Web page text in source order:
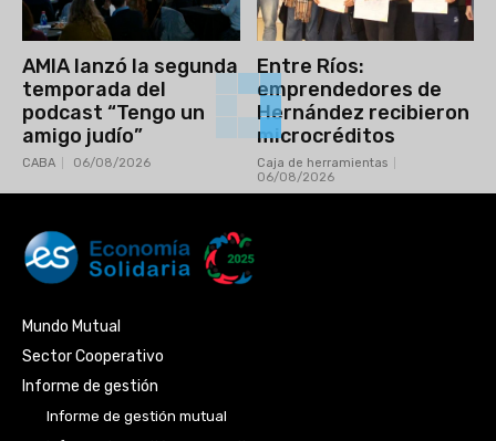
AMIA lanzó la segunda
temporada del
podcast “Tengo un
amigo judío”
CABA 06/08/2026
Entre Ríos:
emprendedores de
Hernández recibieron
microcréditos
Caja de herramientas
06/08/2026
Mundo Mutual
Sector Cooperativo
Informe de gestión
Informe de gestión mutual